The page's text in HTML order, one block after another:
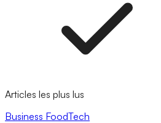
Articles les plus lus
Business FoodTech